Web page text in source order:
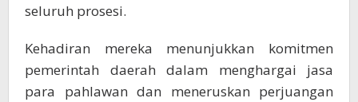
seluruh prosesi.
Kehadiran mereka menunjukkan komitmen
pemerintah daerah dalam menghargai jasa
para pahlawan dan meneruskan perjuangan